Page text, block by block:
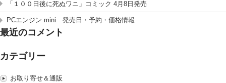
「１００日後に死ぬワニ」コミック 4月8日発売
PCエンジン mini 発売日・予約・価格情報
最近のコメント
カテゴリー
お取り寄せ＆通販